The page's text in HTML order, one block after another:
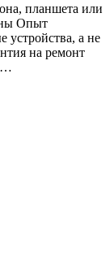
планшета или
Опыт
устройства, а не
на ремонт